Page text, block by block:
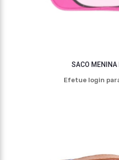
SACO MENINA
Efetue login